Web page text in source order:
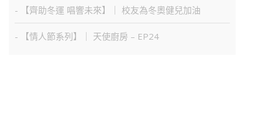
- 【齊助冬運 唱響未來】｜ 校友為冬奧健兒加油
- 【情人節系列】｜ 天使廚房 – EP24